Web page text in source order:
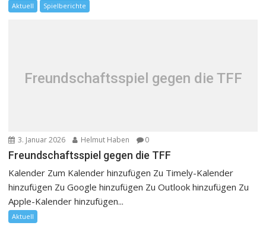
Aktuell Spielberichte
Freundschaftsspiel gegen die TFF
3. Januar 2026 Helmut Haben 0
Freundschaftsspiel gegen die TFF
Kalender Zum Kalender hinzufügen Zu Timely-Kalender
hinzufügen Zu Google hinzufügen Zu Outlook hinzufügen Zu
Apple-Kalender hinzufügen...
Aktuell